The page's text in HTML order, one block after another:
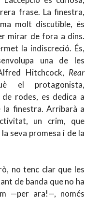
frase. La finestra,
molt discutible, és
mirar de fora a dins.
la indiscreció. És,
una de les
Hitchcock, Rear
el protagonista,
rodes, es dedica a
la finestra. Arribarà a
un crim, que
seva promesa i de la
no tenc clar que les
de banda que no ha
—per ara!—, només